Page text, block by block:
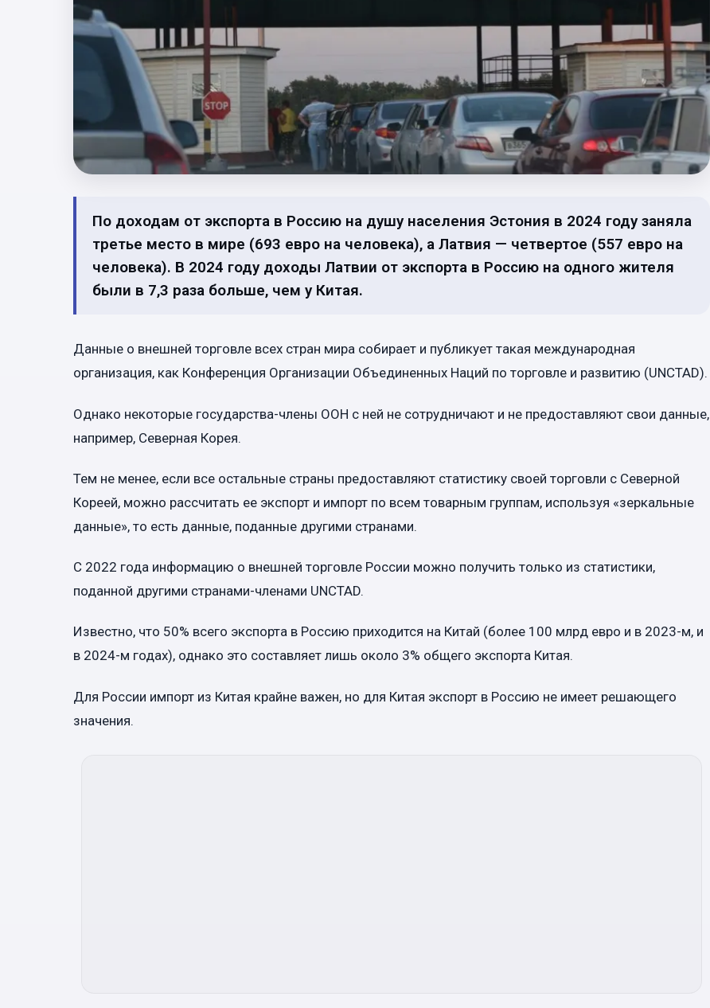
По доходам от экспорта в Россию на душу населения Эстония в 2024 году заняла
третье место в мире (693 евро на человека), а Латвия — четвертое (557 евро на
человека). В 2024 году доходы Латвии от экспорта в Россию на одного жителя
были в 7,3 раза больше, чем у Китая.
Данные о внешней торговле всех стран мира собирает и публикует такая международная
организация, как Конференция Организации Объединенных Наций по торговле и развитию (UNCTAD).
Однако некоторые государства-члены ООН с ней не сотрудничают и не предоставляют свои данные,
например, Северная Корея.
Тем не менее, если все остальные страны предоставляют статистику своей торговли с Северной
Кореей, можно рассчитать ее экспорт и импорт по всем товарным группам, используя «зеркальные
данные», то есть данные, поданные другими странами.
С 2022 года информацию о внешней торговле России можно получить только из статистики,
поданной другими странами-членами UNCTAD.
Известно, что 50% всего экспорта в Россию приходится на Китай (более 100 млрд евро и в 2023-м, и
в 2024-м годах), однако это составляет лишь около 3% общего экспорта Китая.
Для России импорт из Китая крайне важен, но для Китая экспорт в Россию не имеет решающего
значения.